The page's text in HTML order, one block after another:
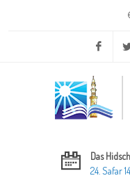
Das
24. Safar